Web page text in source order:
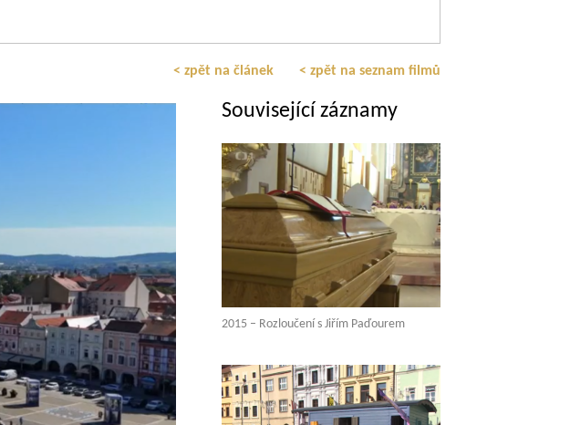
< zpět na článek < zpět na seznam filmů
Související záznamy
2015 – Rozloučení s Jiřím Paďourem